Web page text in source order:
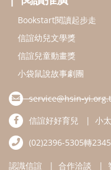
認識信誼 合作洽談
本網站建議使用IE9(含以
信誼基金會/上誼文化實業